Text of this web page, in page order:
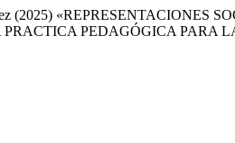
(2025)
PEDAGÓGICA PARA